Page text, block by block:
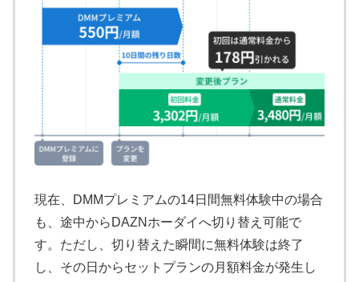
現在、DMMプレミアムの14日間無料体験中の場合
も、途中からDAZNホーダイへ切り替え可能で
す。ただし、切り替えた瞬間に無料体験は終了
し、その日からセットプランの月額料金が発生し